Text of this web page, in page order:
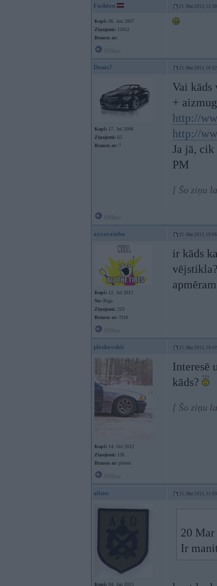
Fashion 21. Mar 2013, 13:38
Kopš: 06. Jun 2007
Ziņojumi: 15052
Braucu ar:
Donis7 21. Mar 2013, 16:32
Kopš: 17. Jul 2008
Ziņojumi: 65
Braucu ar: 7
Vai kāds
+
http://
http://
Ja jā, cik
PM
[ Šo ziņu
aycaramba 21. Mar 2013, 19:06
Kopš: 12. Jul 2012
No: Rīga
Ziņojumi: 233
Braucu ar: ?318
ir kāds
pleskovskii 21. Mar 2013, 19:42
Kopš: 14. Oct 2012
Ziņojumi: 136
Braucu ar: ploteri
Interesē
kāds?
[ Šo ziņu
alinss 21. Mar 2013, 21:03
Kopš: 04. Jan 2013
20
Ir